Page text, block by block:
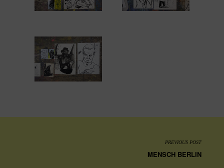
PREVIOUS POST
MENSCH BERLIN